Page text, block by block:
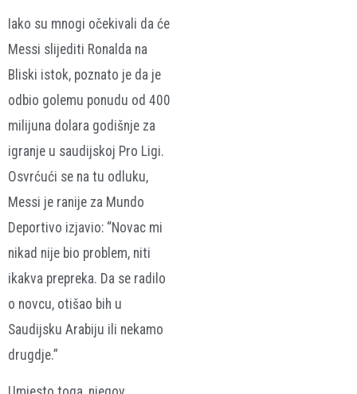
Iako su mnogi očekivali da će
Messi slijediti Ronalda na
Bliski istok, poznato je da je
odbio golemu ponudu od 400
milijuna dolara godišnje za
igranje u saudijskoj Pro Ligi.
Osvrćući se na tu odluku,
Messi je ranije za Mundo
Deportivo izjavio: “Novac mi
nikad nije bio problem, niti
ikakva prepreka. Da se radilo
o novcu, otišao bih u
Saudijsku Arabiju ili nekamo
drugdje.”